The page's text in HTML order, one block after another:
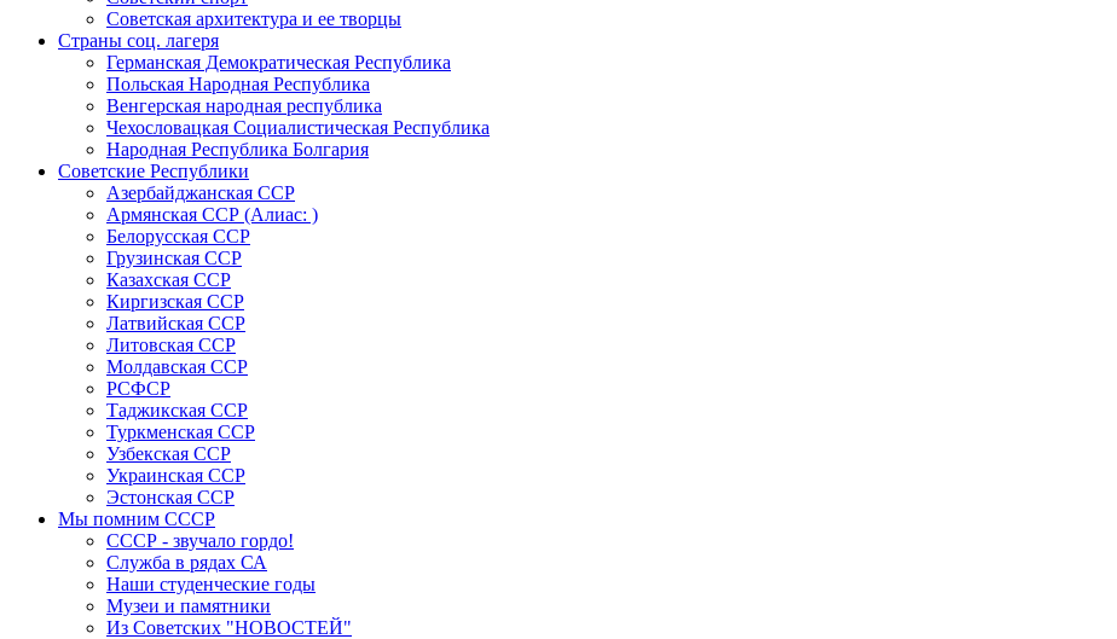
Советская архитектура и ее творцы
Страны соц. лагеря
Германская Демократическая Республика
Польская Народная Республика
Венгерская народная республика
Чехословацкая Социалистическая Республика
Народная Республика Болгария
Советские Республики
Азербайджанская ССР
Армянская ССР (Алиас: )
Белорусская ССР
Грузинская ССР
Казахская ССР
Киргизская ССР
Латвийская ССР
Литовская ССР
Молдавская ССР
РСФСР
Таджикская ССР
Туркменская ССР
Узбекская ССР
Украинская ССР
Эстонская ССР
Мы помним СССР
СССР - звучало гордо!
Служба в рядах СА
Наши студенческие годы
Музеи и памятники
Из Советских "НОВОСТЕЙ"